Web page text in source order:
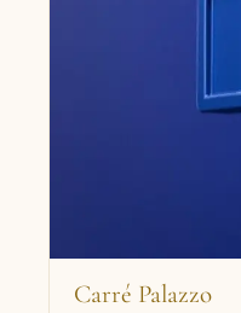
Carré Palazzo